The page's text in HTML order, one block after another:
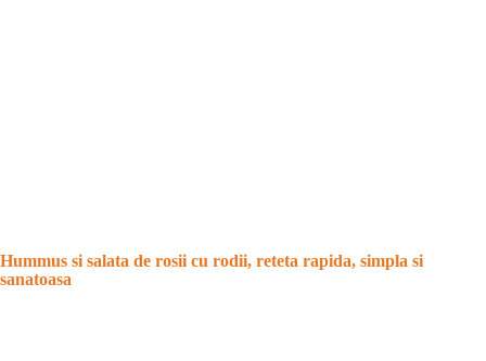
Hummus si salata de rosii cu rodii, reteta rapida, simpla si
sanatoasa